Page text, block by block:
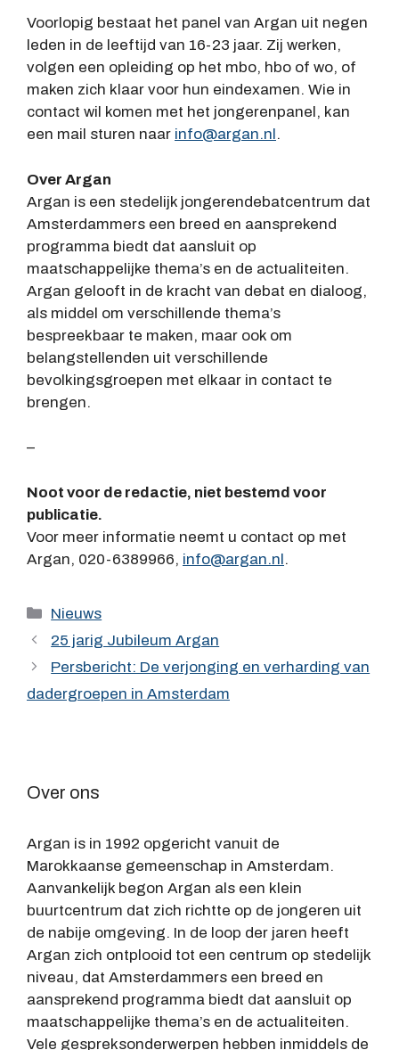
Voorlopig bestaat het panel van Argan uit negen
leden in de leeftijd van 16-23 jaar. Zij werken,
volgen een opleiding op het mbo, hbo of wo, of
maken zich klaar voor hun eindexamen. Wie in
contact wil komen met het jongerenpanel, kan
een mail sturen naar info@argan.nl .
Over Argan
Argan is een stedelijk jongerendebatcentrum dat
Amsterdammers een breed en aansprekend
programma biedt dat aansluit op
maatschappelijke thema’s en de actualiteiten.
Argan gelooft in de kracht van debat en dialoog,
als middel om verschillende thema’s
bespreekbaar te maken, maar ook om
belangstellenden uit verschillende
bevolkingsgroepen met elkaar in contact te
brengen.
–
Noot voor de redactie, niet bestemd voor
publicatie.
Voor meer informatie neemt u contact op met
Argan, 020-6389966, info@argan.nl.
Categorieën
Nieuws
25 jarig Jubileum Argan
Persbericht: De verjonging en verharding van
dadergroepen in Amsterdam
Over ons
Argan is in 1992 opgericht vanuit de
Marokkaanse gemeenschap in Amsterdam.
Aanvankelijk begon Argan als een klein
buurtcentrum dat zich richtte op de jongeren uit
de nabije omgeving. In de loop der jaren heeft
Argan zich ontplooid tot een centrum op stedelijk
niveau, dat Amsterdammers een breed en
aansprekend programma biedt dat aansluit op
maatschappelijke thema’s en de actualiteiten.
Vele gespreksonderwerpen hebben inmiddels de